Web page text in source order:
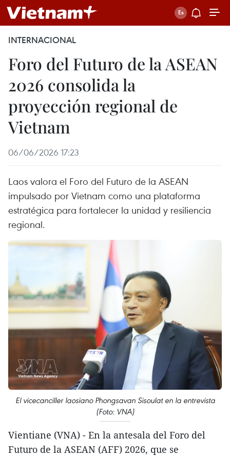
INTERNACIONAL
Foro del Futuro de la ASEAN
2026 consolida la
proyección regional de
Vietnam
06/06/2026 17:23
Laos valora el Foro del Futuro de la ASEAN
impulsado por Vietnam como una plataforma
estratégica para fortalecer la unidad y resiliencia
regional.
El vicecanciller laosiano Phongsavan Sisoulat en la entrevista
(Foto: VNA)
Vientiane (VNA) - En la antesala del Foro del
Futuro de la ASEAN (AFF) 2026, que se